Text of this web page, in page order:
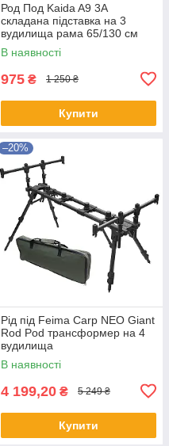
Род Под Kaida A9 3A
складана підставка на 3
вудилища рама 65/130 см
В наявності
975 ₴ 1 250 ₴
Купити
–20%
Рід під Feima Carp NEO Giant
Rod Pod трансформер на 4
вудилища
В наявності
4 199,20 ₴ 5 249 ₴
Купити